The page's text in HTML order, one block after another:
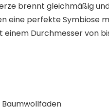
brennt gleichmäßig
eine perfekte Symbiose
Durchmesser von